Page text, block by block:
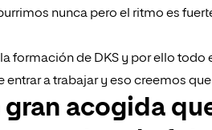
nunca pero el ritmo es
formación de DKS y por ello todo
entrar a trabajar y eso creemos
gran acogida